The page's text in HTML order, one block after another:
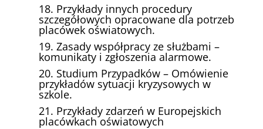
18. Przykłady innych procedury
szczegółowych opracowane dla potrzeb
placówek oświatowych.
19. Zasady współpracy ze służbami –
komunikaty i zgłoszenia alarmowe.
20. Studium Przypadków – Omówienie
przykładów sytuacji kryzysowych w
szkole.
21. Przykłady zdarzeń w Europejskich
placówkach oświatowych